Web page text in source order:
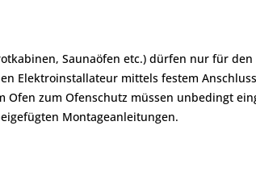
Saunaöfen etc.) dürfen nur für
Elektroinstallateur mittels festem
zum Ofenschutz müssen unbedingt
Montageanleitungen.